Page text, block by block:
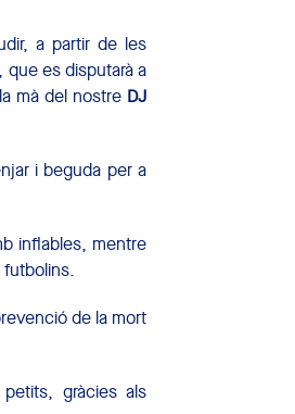
a partir de les
que es disputarà a
mà del nostre DJ
i beguda per a
inflables, mentre
futbolins.
de la mort
gràcies als